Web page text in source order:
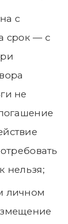
с
срок — с
не
нельзя;
личном